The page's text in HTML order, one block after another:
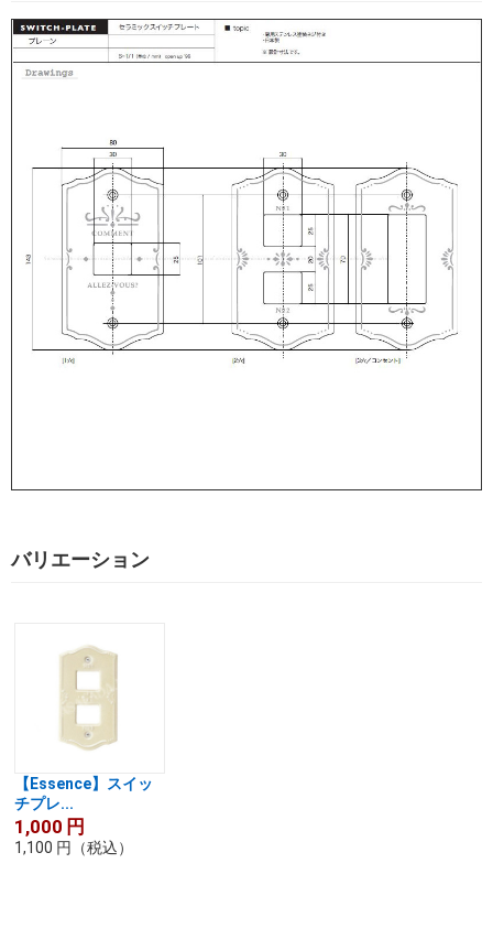
バリエーション
【Essence】スイッ
チプレ...
1,000 円
1,100 円 （税込）